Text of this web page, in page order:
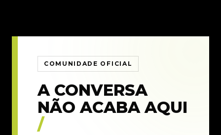
COMUNIDADE OFICIAL
A CONVERSA
NÃO ACABA AQUI
/